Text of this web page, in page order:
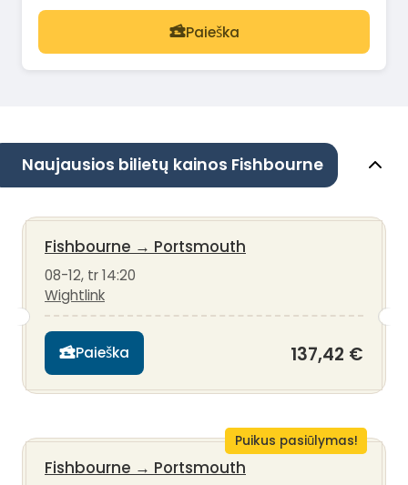
Paieška
Naujausios bilietų kainos Fishbourne
Fishbourne → Portsmouth
08-12, tr 14:20
Wightlink
Paieška 137,42 €
Puikus pasiūlymas!
Fishbourne → Portsmouth